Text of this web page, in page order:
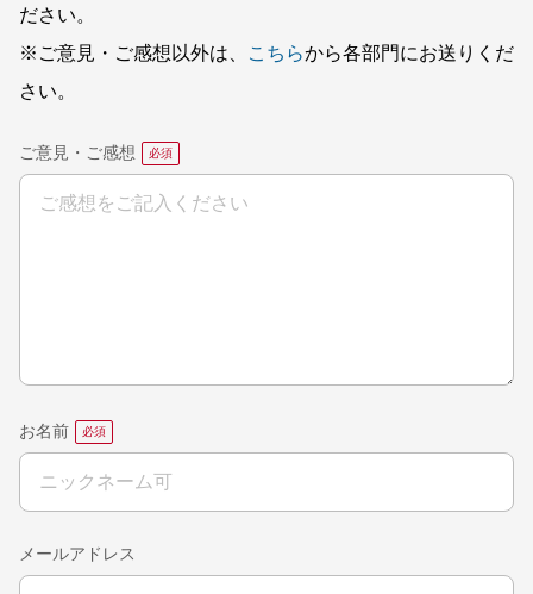
ださい。
※ご意見・ご感想以外は、
こちらから各部門にお送りくだ
さい。
ご意見・ご感想
お名前
メールアドレス